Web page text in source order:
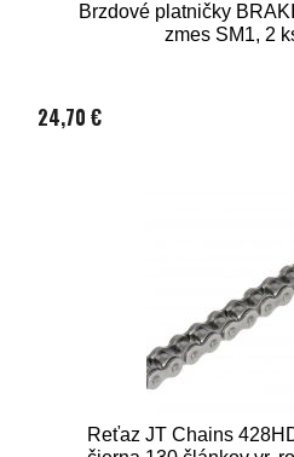
Brzdové platničky
zmes SM1, 2
24,70 €
Reťaz JT Chains